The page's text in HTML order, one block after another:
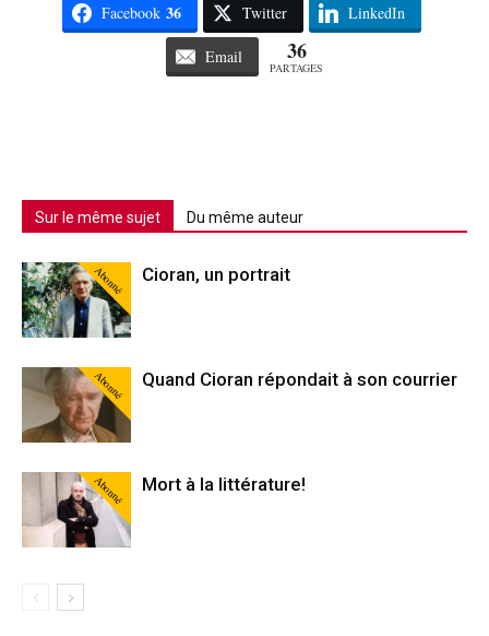
Facebook 36 Twitter LinkedIn
Email 36
PARTAGES
Sur le même sujet Du même auteur
Abonné Cioran, un portrait
Abonné Quand Cioran répondait à son courrier
Abonné Mort à la littérature!